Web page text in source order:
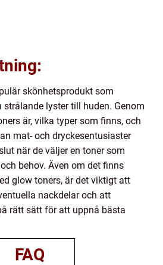
skönhetsprodukt som
strålande lyster till huden. Genom
är, vilka typer som finns, och
mat- och dryckesentusiaster
när de väljer en toner som
behov. Även om det finns
glow toners, är det viktigt att
nackdelar och att
rätt sätt för att uppnå bästa
FAQ